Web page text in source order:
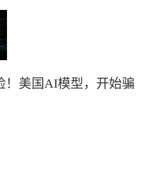
！美国AI模型，开始骗